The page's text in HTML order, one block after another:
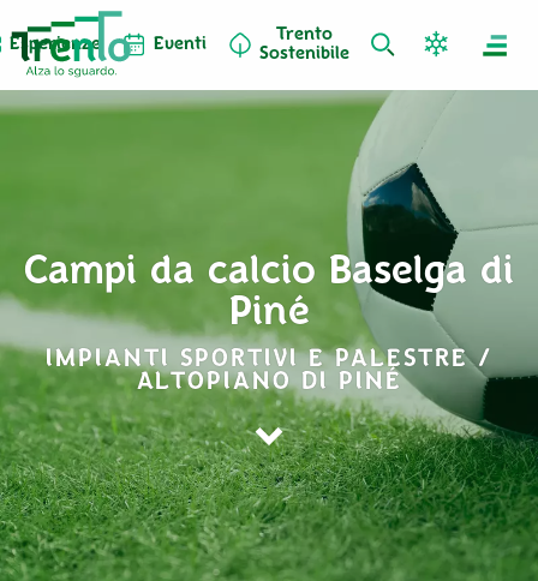
Esperienze Eventi
Trento
Sostenibile
Campi da calcio Baselga di
Piné
IMPIANTI SPORTIVI E PALESTRE /
ALTOPIANO DI PINÉ